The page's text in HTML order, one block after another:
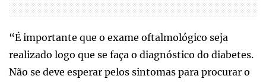
“É importante que o exame oftalmológico seja
realizado logo que se faça o diagnóstico do diabetes.
Não se deve esperar pelos sintomas para procurar o